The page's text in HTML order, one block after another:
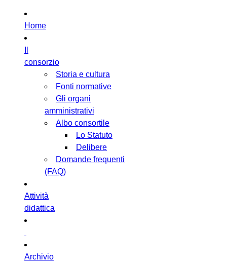
Home
consorzio
Storia e cultura
Fonti normative
Gli organi
amministrativi
Albo consortile
Lo Statuto
Delibere
Domande frequenti
(FAQ)
Attività
didattica
Archivio